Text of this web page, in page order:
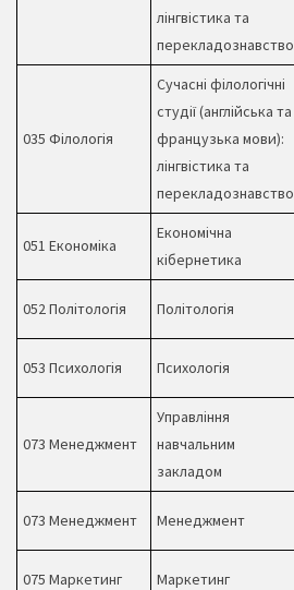
лінгвістика та
перекладознавство
035 Філологія
Сучасні філологічні
студії (англійська та
французька мови):
лінгвістика та
перекладознавство
051 Економіка
Економічна
кібернетика
052 Політологія Політологія
053 Психологія Психологія
073 Менеджмент
Управління
навчальним
закладом
073 Менеджмент Менеджмент
075 Маркетинг Маркетинг